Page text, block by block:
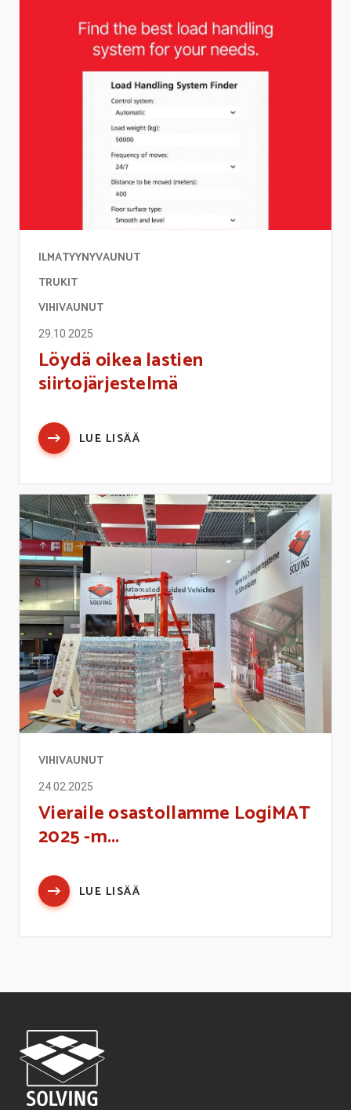
ILMATYYNYVAUNUT
TRUKIT
VIHIVAUNUT
29.10.2025
Löydä oikea lastien
siirtojärjestelmä
LUE LISÄÄ
VIHIVAUNUT
24.02.2025
Vieraile osastollamme LogiMAT
2025 -m...
LUE LISÄÄ